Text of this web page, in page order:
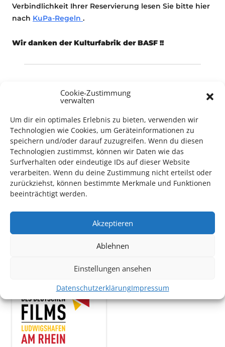
Cookie-Zustimmung
verwalten
Um dir ein optimales Erlebnis zu bieten, verwenden wir
Technologien wie Cookies, um Geräteinformationen zu
speichern und/oder darauf zuzugreifen. Wenn du diesen
Technologien zustimmst, können wir Daten wie das
Surfverhalten oder eindeutige IDs auf dieser Website
verarbeiten. Wenn du deine Zustimmung nicht erteilst oder
zurückziehst, können bestimmte Merkmale und Funktionen
beeinträchtigt werden.
Akzeptieren
Ablehnen
Einstellungen ansehen
DatenschutzerklärungImpressum
Verbindlichkeit Ihrer Reservierung lesen Sie bitte hier
nach KuPa-Regeln .
Wir danken der Kulturfabrik der BASF !!
Konzert
TECHNIK SUPPORT GESUCHT!
Das Kulturparkett freut sich stets überehrenamtliche
Mithilfe im Bereich Technik
melden Sie sich unterinfo@kulturparkett-rhein-neckar.de
*KULTURTIPP SOMMERPAUSE: FESTIVAL DES DEUTSCHEN FILMS*